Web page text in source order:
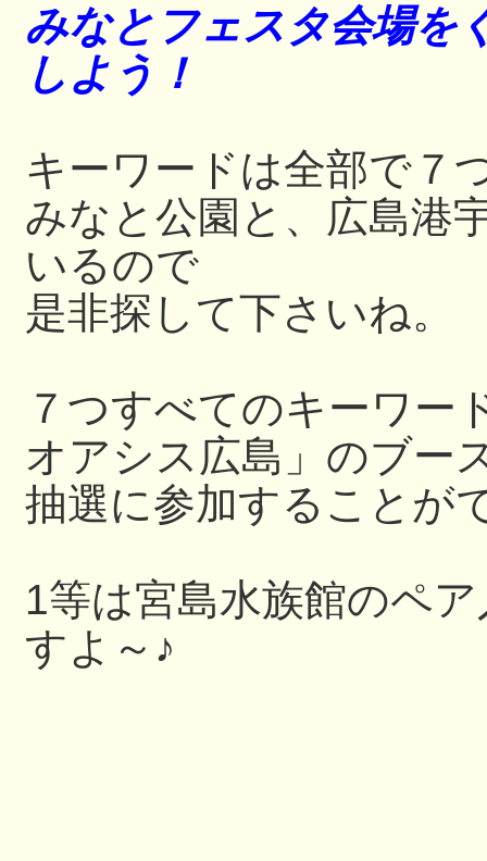
みなとフェスタ会場を
しよう！
キーワードは全部
みなと公園と、広島港
いるので
是非探して下さいね。
７つすべてのキーワー
オアシス広島」のブー
抽選に参加することが
1等は宮島水族館のペ
すよ～♪